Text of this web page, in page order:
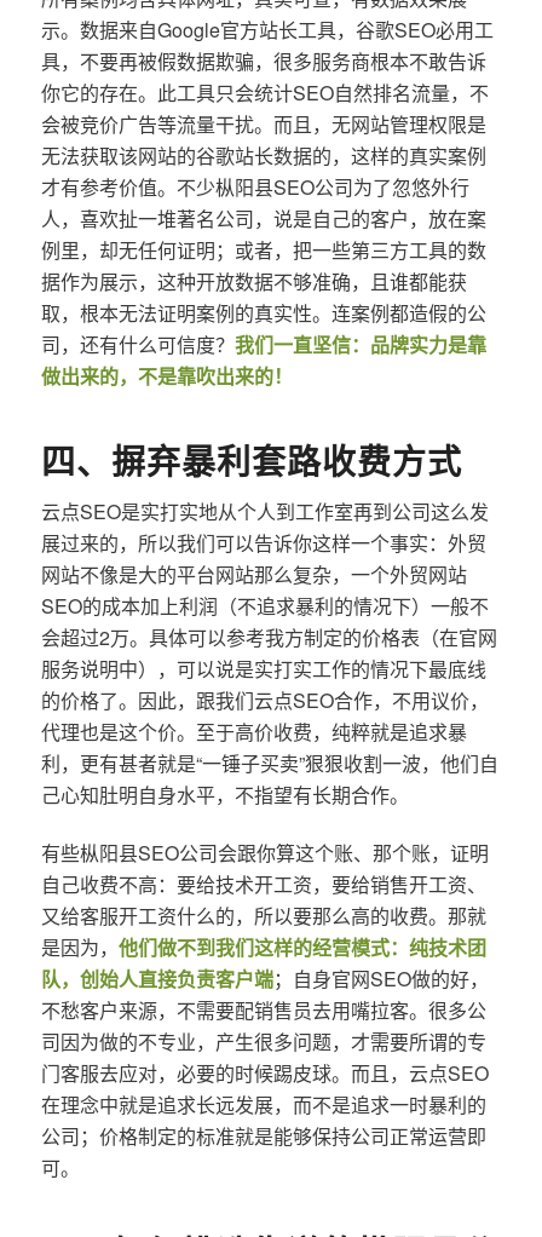
示。数据来自Google官方站长工具，谷歌SEO必用工
具，不要再被假数据欺骗，很多服务商根本不敢告诉
你它的存在。此工具只会统计SEO自然排名流量，不
会被竞价广告等流量干扰。而且，无网站管理权限是
无法获取该网站的谷歌站长数据的，这样的真实案例
才有参考价值。不少枞阳县SEO公司为了忽悠外行
人，喜欢扯一堆著名公司，说是自己的客户，放在案
例里，却无任何证明；或者，把一些第三方工具的数
据作为展示，这种开放数据不够准确，且谁都能获
取，根本无法证明案例的真实性。连案例都造假的公
司，还有什么可信度？ 我们一直坚信：品牌实力是靠
做出来的，不是靠吹出来的！
四、摒弃暴利套路收费方式
云点SEO是实打实地从个人到工作室再到公司这么发
展过来的，所以我们可以告诉你这样一个事实：外贸
网站不像是大的平台网站那么复杂，一个外贸网站
SEO的成本加上利润（不追求暴利的情况下）一般不
会超过2万。具体可以参考我方制定的价格表（在官网
服务说明中），可以说是实打实工作的情况下最底线
的价格了。因此，跟我们云点SEO合作，不用议价，
代理也是这个价。至于高价收费，纯粹就是追求暴
利，更有甚者就是“一锤子买卖”狠狠收割一波，他们自
己心知肚明自身水平，不指望有长期合作。
有些枞阳县SEO公司会跟你算这个账、那个账，证明
自己收费不高：要给技术开工资，要给销售开工资、
又给客服开工资什么的，所以要那么高的收费。那就
是因为， 他们做不到我们这样的经营模式：纯技术团
队，创始人直接负责客户端；自身官网SEO做的好，
不愁客户来源，不需要配销售员去用嘴拉客。很多公
司因为做的不专业，产生很多问题，才需要所谓的专
门客服去应对，必要的时候踢皮球。而且，云点SEO
在理念中就是追求长远发展，而不是追求一时暴利的
公司；价格制定的标准就是能够保持公司正常运营即
可。